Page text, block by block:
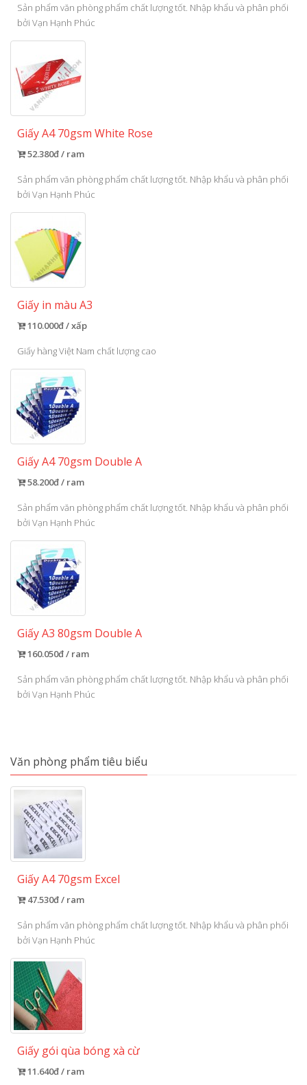
Sản phẩm văn phòng phẩm chất lượng tốt. Nhập khẩu và phân phối
bởi Vạn Hạnh Phúc
Giấy A4 70gsm White Rose
52.380đ / ram
Sản phẩm văn phòng phẩm chất lượng tốt. Nhập khẩu và phân phối
bởi Vạn Hạnh Phúc
Giấy in màu A3
110.000đ / xấp
Giấy hàng Việt Nam chất lượng cao
Giấy A4 70gsm Double A
58.200đ / ram
Sản phẩm văn phòng phẩm chất lượng tốt. Nhập khẩu và phân phối
bởi Vạn Hạnh Phúc
Giấy A3 80gsm Double A
160.050đ / ram
Sản phẩm văn phòng phẩm chất lượng tốt. Nhập khẩu và phân phối
bởi Vạn Hạnh Phúc
Văn phòng phẩm tiêu biểu
Giấy A4 70gsm Excel
47.530đ / ram
Sản phẩm văn phòng phẩm chất lượng tốt. Nhập khẩu và phân phối
bởi Vạn Hạnh Phúc
Giấy gói qùa bóng xà cừ
11.640đ / ram